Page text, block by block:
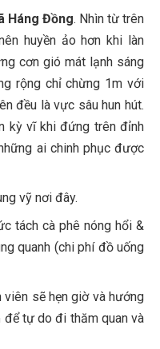
Háng Đồng. Nhìn từ trên
huyền ảo hơn khi làn
cơn gió mát lạnh sáng
rộng chỉ chừng 1m với
đều là vực sâu hun hút.
kỳ vĩ khi đứng trên đỉnh
ai chinh phục được
vỹ nơi đây.
tách cà phê nóng hổi &
quanh (chi phí đồ uống
sẽ hẹn giờ và hướng
để tự do đi thăm quan và